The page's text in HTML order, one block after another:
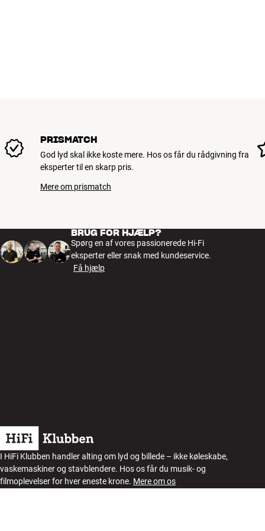
PRISMATCH
God lyd skal ikke koste mere. Hos os får du rådgivning fra
eksperter til en skarp pris.
Mere om prismatch
BRUG FOR HJÆLP?
Spørg en af vores passionerede Hi-Fi
eksperter eller snak med kundeservice.
Få hjælp
I HiFi Klubben handler alting om lyd og billede – ikke køleskabe,
vaskemaskiner og stavblendere. Hos os får du musik- og
filmoplevelser for hver eneste krone. Mere om os